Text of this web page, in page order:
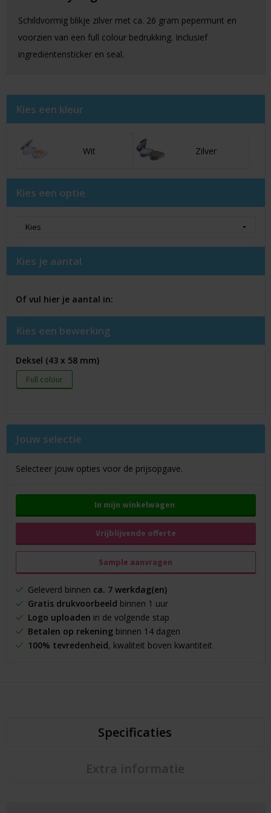
Schildvormig blikje zilver met ca. 26 gram pepermunt en
voorzien van een full colour bedrukking. Inclusief
ingrediëntensticker en seal.
Kies een kleur
Wit Zilver
Kies een optie
Kies je aantal
Of vul hier je aantal in:
Kies een bewerking
Deksel (43 x 58 mm)
Full colour
Jouw selectie
Selecteer jouw opties voor de prijsopgave.
In mijn winkelwagen
Vrijblijvende offerte
Sample aanvragen
Geleverd binnen ca. 7 werkdag(en)
Gratis drukvoorbeeld binnen 1 uur
Logo uploaden in de volgende stap
Betalen op rekeningbinnen 14 dagen
100% tevredenheid, kwaliteit boven kwantiteit
Specificaties